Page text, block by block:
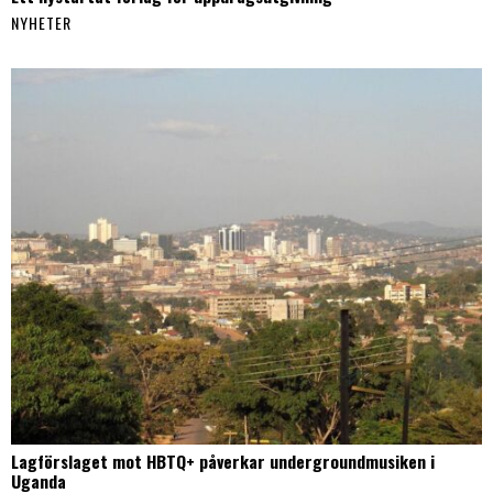
NYHETER
Lagförslaget mot HBTQ+ påverkar undergroundmusiken i
Uganda